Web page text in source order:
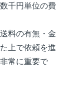
千円単位の費
料の有無・金
上で依頼を進
常に重要で